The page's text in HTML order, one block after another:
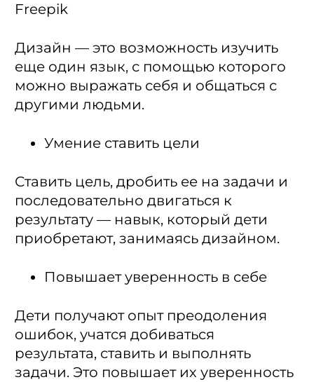
Freepik
Дизайн — это возможность изучить
еще один язык, с помощью которого
можно выражать себя и общаться с
другими людьми.
Умение ставить цели
Ставить цель, дробить ее на задачи и
последовательно двигаться к
результату — навык, который дети
приобретают, занимаясь дизайном.
Повышает уверенность в себе
Дети получают опыт преодоления
ошибок, учатся добиваться
результата, ставить и выполнять
задачи. Это повышает их уверенность